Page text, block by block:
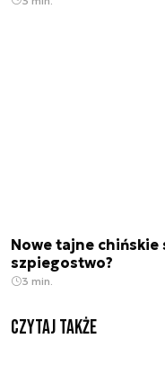
Nowe tajne
szpiegostwo?
3 min.
Czytaj także